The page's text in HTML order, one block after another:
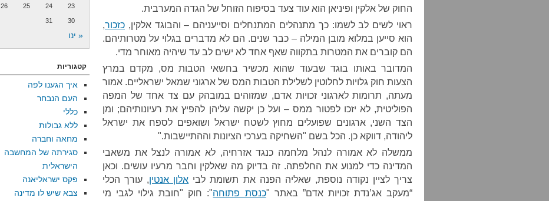
החוק של אלקין ופיניאן הוא עוד צעד בסיפוח הזוחל של הגדה המערבית.
ראוי לשים לב לשמו: כך מתנהלים המתנחלים וסייעניהם – והבוגד אלקין, כזכור,
הוא סייען במלוא מובן המילה – כבר שנים. הם לא מדברים בגלוי על מטרותיהם.
הם קוברים את המטרות בתקווה שאף אחד לא ישים לב עד שיהיה מאוחר מדי.
המדובר באותו בוגד שבעוד שהוא מכשיר בחשאי הטבות מס, מקדם במרץ
הצעות חוק גלויות לחלוטין לשלילת הטבות המס של ארגוני שמאל ישראליים. אמור
מעתה, תרומות לארגוני זכויות אדם, שמזוהים במובהק עם צד אחד של המפה
הפוליטית, לא יזכו לפטור ממס – ועל כן יקשה עליהן להפיץ את רעיונותיהם; ומן
הצד השני, ארגונים שפועלים מחוץ לשטח ישראל ושואפים לספח את ישראל
ליהודה, דווקא כן. הכל בשם "השחיקה בערכי הציונות וההתיישבות."
ממשלה לא אמורה לנהל מלחמה כנגד אזרחיה, לא אמורה לנצל את משאבי
המדינה כדי למנוע את החלפתה. זה בדיוק מה שאלקין וחבר מרעיו עושים. וכאן
צריך לציין נקודה נוספת, שאליה הפנה את תשומת לבי אלון אנטין, עורך הכלי
“מעקב אג’נדת זכויות אדם” באתר "כנסת פתוחה": חוק "חובת גילוי לגבי מי
23
24
25
26
30
31
« ינו
קטגוריות
איך הגענו לפה
העם הנבחר
כללי
ללא גבולות
מחאה וחברה
סגירתה של המחשבה
הישראלית
פקס ישראליאנה
צבא שיש לו מדינה